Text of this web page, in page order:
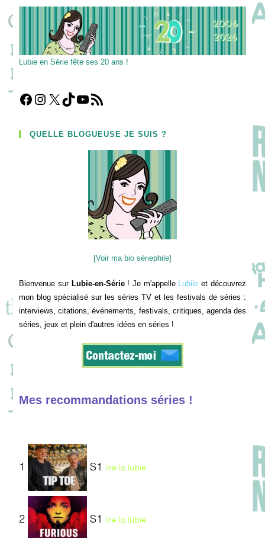
Lubie en Série fête ses 20 ans !
Facebook
Instagram
X TikTokYouTube
Flux RSS
QUELLE BLOGUEUSE JE SUIS ?
[Voir ma bio sériephile]
Bienvenue sur Lubie-en-Série! Je m'appelle Lubiie et découvrez
mon blog spécialisé sur les séries TV et les festivals de séries :
interviews, citations, événements, festivals, critiques, agenda des
séries, jeux et plein d'autres idées en séries !
Mes recommandations séries !
1 S1 lire la lubie
2 S1 lire la lubie